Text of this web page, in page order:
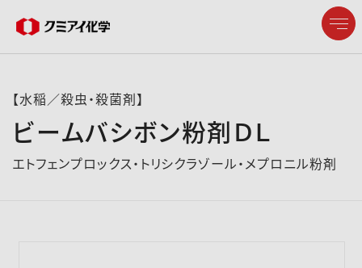
企業情報
【水稲／殺虫・殺菌剤】
ビームバシボン粉剤ＤＬ
エトフェンプロックス・トリシクラゾール・メプロニル粉剤